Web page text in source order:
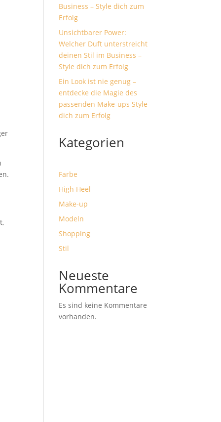
Business – Style dich zum
Erfolg
Unsichtbarer Power:
Welcher Duft unterstreicht
deinen Stil im Business –
Style dich zum Erfolg
Ein Look ist nie genug –
entdecke die Magie des
passenden Make-ups Style
dich zum Erfolg
Kategorien
Farbe
High Heel
Make-up
Modeln
Shopping
Stil
Neueste
Kommentare
Es sind keine Kommentare
vorhanden.